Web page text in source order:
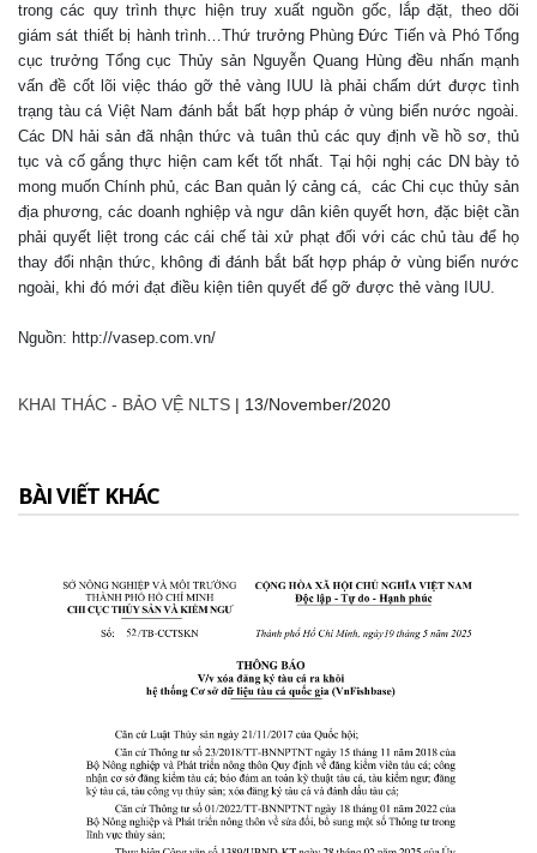
trong các quy trình thực hiện truy xuất nguồn gốc, lắp đặt, theo dõi
giám sát thiết bị hành trình…Thứ trưởng Phùng Đức Tiến và Phó Tổng
cục trưởng Tổng cục Thủy sản Nguyễn Quang Hùng đều nhấn mạnh
vấn đề cốt lõi việc tháo gỡ thẻ vàng IUU là phải chấm dứt được tình
trạng tàu cá Việt Nam đánh bắt bất hợp pháp ở vùng biển nước ngoài.
Các DN hải sản đã nhận thức và tuân thủ các quy định về hồ sơ, thủ
tục và cố gắng thực hiện cam kết tốt nhất. Tại hội nghị các DN bày tỏ
mong muốn Chính phủ, các Ban quản lý cảng cá, các Chi cục thủy sản
địa phương, các doanh nghiệp và ngư dân kiên quyết hơn, đặc biệt cần
phải quyết liệt trong các cái chế tài xử phạt đối với các chủ tàu để họ
thay đổi nhận thức, không đi đánh bắt bất hợp pháp ở vùng biển nước
ngoài, khi đó mới đạt điều kiện tiên quyết để gỡ được thẻ vàng IUU.
Nguồn: http://vasep.com.vn/
KHAI THÁC - BẢO VỆ NLTS | 13/November/2020
BÀI VIẾT KHÁC